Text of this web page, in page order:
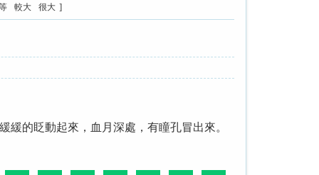
較大 很大 ]
的眨動起來，血月深處，有瞳孔冒出來。